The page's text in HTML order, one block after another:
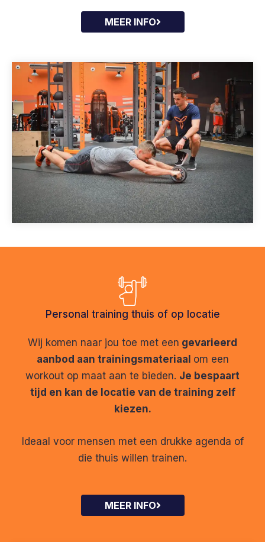
MEER INFO
Personal training thuis of op locatie
Wij komen naar jou toe met een gevarieerd
aanbod aan trainingsmateriaal om een
workout op maat aan te bieden. Je bespaart
tijd en kan de locatie van de training zelf
kiezen.
Ideaal voor mensen met een drukke agenda of
die thuis willen trainen.
MEER INFO